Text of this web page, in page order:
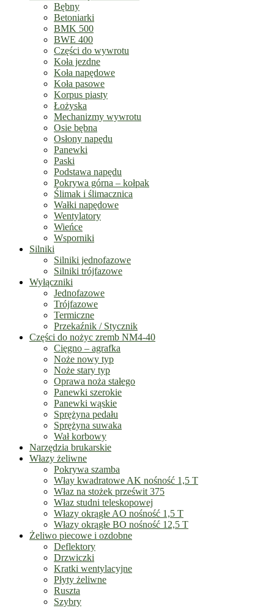
Bębny
Betoniarki
BMK 500
BWE 400
Części do wywrotu
Koła jezdne
Koła napędowe
Koła pasowe
Korpus piasty
Łożyska
Mechanizmy wywrotu
Osie bębna
Osłony napędu
Panewki
Paski
Podstawa napędu
Pokrywa górna – kołpak
Ślimak i ślimacznica
Wałki napędowe
Wentylatory
Wieńce
Wsporniki
Silniki
Silniki jednofazowe
Silniki trójfazowe
Wyłączniki
Jednofazowe
Trójfazowe
Termiczne
Przekaźnik / Stycznik
Części do nożyc zremb NM4-40
Cięgno – agrafka
Noże nowy typ
Noże stary typ
Oprawa noża stałego
Panewki szerokie
Panewki wąskie
Sprężyna pedału
Sprężyna suwaka
Wał korbowy
Narzędzia brukarskie
Włazy żeliwne
Pokrywa szamba
Włay kwadratowe AK nośność 1,5 T
Właz na stożek prześwit 375
Właz studni teleskopowej
Włazy okrągłe AO nośność 1,5 T
Włazy okrągłe BO nośność 12,5 T
Żeliwo piecowe i ozdobne
Deflektory
Drzwiczki
Kratki wentylacyjne
Płyty żeliwne
Ruszta
Szybry